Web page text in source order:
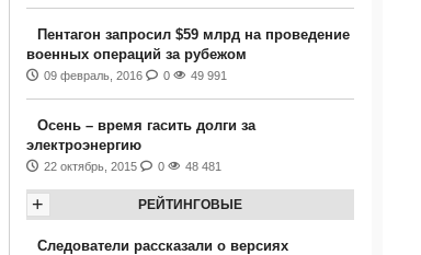
Пентагон запросил $59 млрд на проведение
военных операций за рубежом
09 февраль, 2016 0 49 991
Осень – время гасить долги за
электроэнергию
22 октябрь, 2015 0 48 481
РЕЙТИНГОВЫЕ
+
Следователи рассказали о версиях